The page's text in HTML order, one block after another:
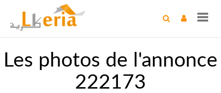
Les photos de l'annonce
222173